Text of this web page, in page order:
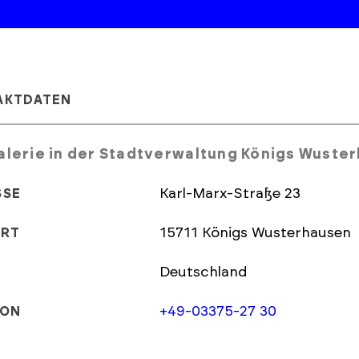
in der Stadtverwaltung Königs
Karl-Marx-Straße 23
15711 Königs Wusterhausen
Deutschland
+49-03375-27 30